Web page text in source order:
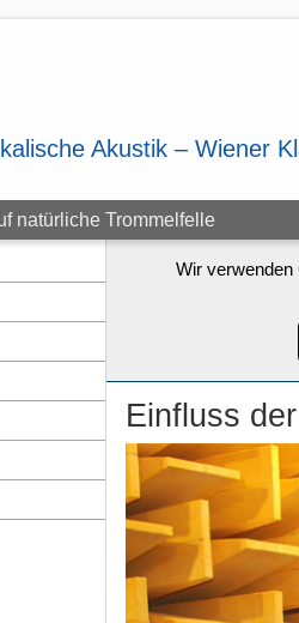
natürliche Trommelfelle
Wir verwenden
Einfluss